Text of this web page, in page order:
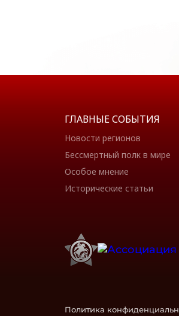
ГЛАВНЫЕ СОБЫТИЯ
Новости регионов
Бессмертный полк в мире
Особое мнение
Исторические статьи
Политика